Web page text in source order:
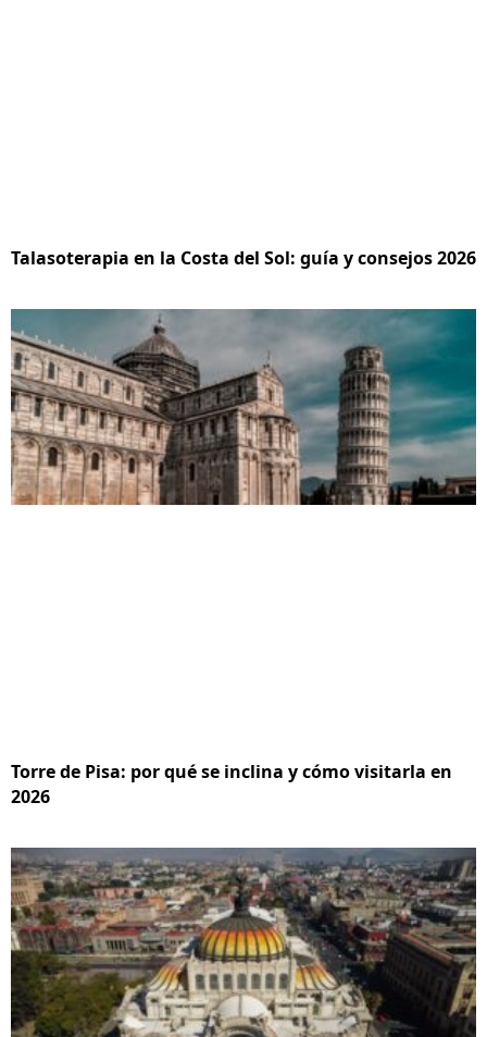
Talasoterapia en la Costa del Sol: guía y consejos 2026
Torre de Pisa: por qué se inclina y cómo visitarla en
2026